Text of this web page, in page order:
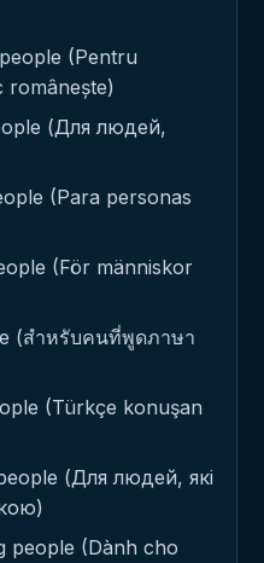
(Pentru
românește)
(Для людей,
(Para personas
(För människor
(สำหรับคนที่พูดภาษา
(Türkçe konuşan
(Для людей, які
people (Dành cho